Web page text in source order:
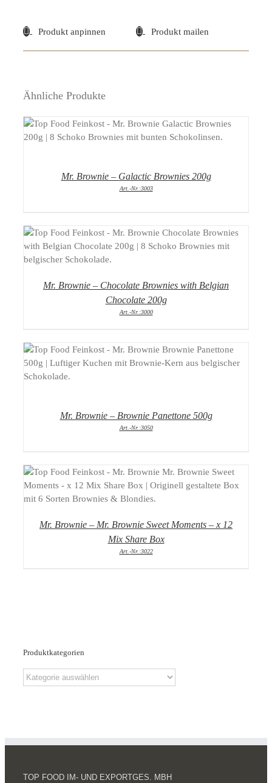
Produkt anpinnen Produkt mailen
Ähnliche Produkte
DETAILS
Mr. Brownie – Galactic Brownies 200g
Art.-Nr.:3003
DETAILS
Mr. Brownie – Chocolate Brownies with Belgian
Chocolate 200g
Art.-Nr.:3000
Mr. Brownie – Brownie Panettone 500g
Art.-Nr.:3050
DETAILS
Mr. Brownie – Mr. Brownie Sweet Moments – x 12
Mix Share Box
Art.-Nr.:3022
Produktkategorien
TOP FOOD IM- UND EXPORTGES. MBH